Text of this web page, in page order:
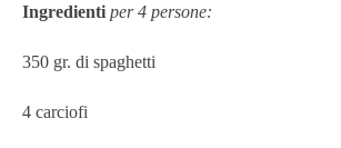
Ingredienti per 4 persone:
350 gr. di spaghetti
4 carciofi